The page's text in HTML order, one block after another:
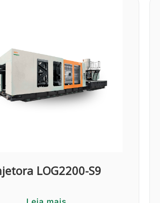
LOG2200-S9